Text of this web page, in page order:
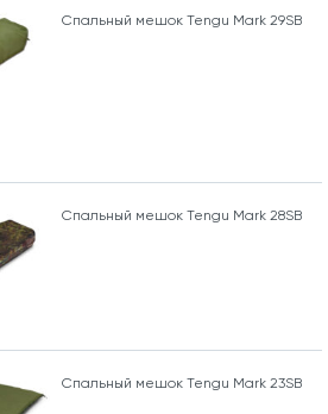
Спальный мешок Tengu Mark 29SB
Спальный мешок Tengu Mark 28SB
Спальный мешок Tengu Mark 23SB